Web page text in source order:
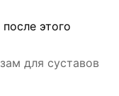
этого
для суставов